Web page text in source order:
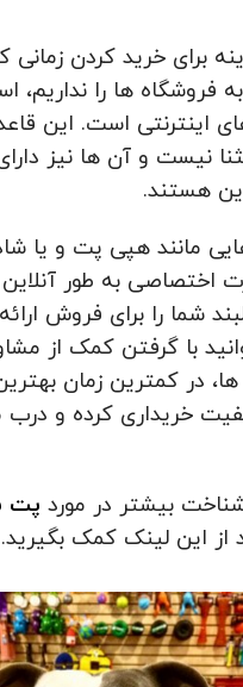
برای خرید کردن
فروشگاه ها را نداریم،
اینترنتی است. این
نیست و آن ها نیز
هستند.
مانند هپی پت و یا
اختصاصی به طور آنلاین
شما را برای فروش
با گرفتن کمک از
در کمترین زمان
خریداری کرده و درب
بیشتر در مورد پت
از این لینک کمک بگیرید.